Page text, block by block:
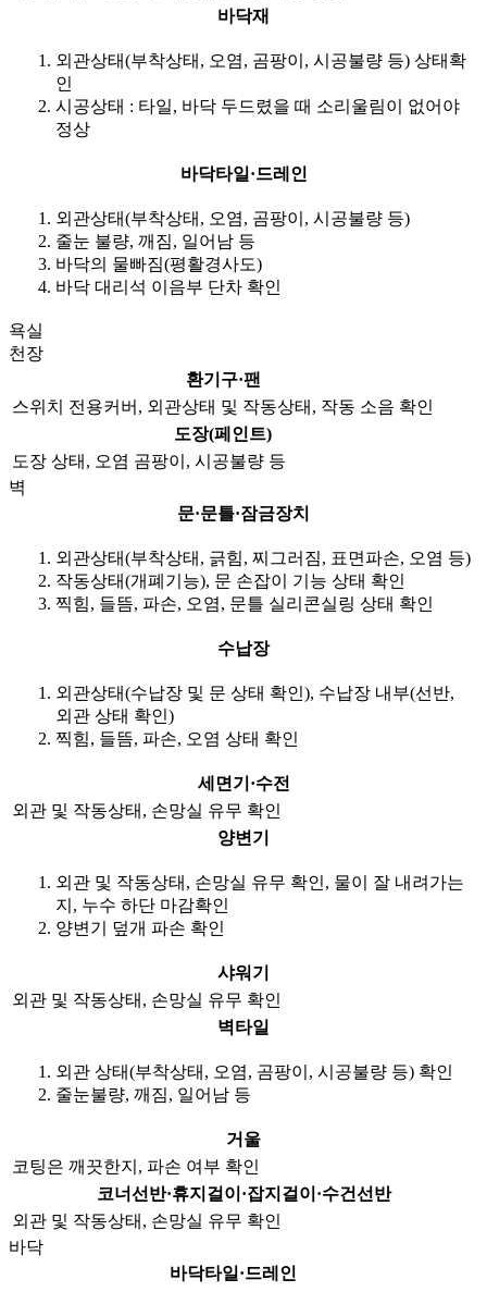
바닥재
외관상태(부착상태, 오염, 곰팡이, 시공불량 등) 상태확
인
시공상태 : 타일, 바닥 두드렸을 때 소리울림이 없어야
정상
바닥타일·드레인
외관상태(부착상태, 오염, 곰팡이, 시공불량 등)
줄눈 불량, 깨짐, 일어남 등
바닥의 물빠짐(평활경사도)
바닥 대리석 이음부 단차 확인
욕실
천장
환기구·팬
스위치 전용커버, 외관상태 및 작동상태, 작동 소음 확인
도장(페인트)
도장 상태, 오염 곰팡이, 시공불량 등
벽
문·문틀·잠금장치
외관상태(부착상태, 긁힘, 찌그러짐, 표면파손, 오염 등)
작동상태(개폐기능), 문 손잡이 기능 상태 확인
찍힘, 들뜸, 파손, 오염, 문틀 실리콘실링 상태 확인
수납장
외관상태(수납장 및 문 상태 확인), 수납장 내부(선반,
외관 상태 확인)
찍힘, 들뜸, 파손, 오염 상태 확인
세면기·수전
외관 및 작동상태, 손망실 유무 확인
양변기
외관 및 작동상태, 손망실 유무 확인, 물이 잘 내려가는
지, 누수 하단 마감확인
양변기 덮개 파손 확인
샤워기
외관 및 작동상태, 손망실 유무 확인
벽타일
외관 상태(부착상태, 오염, 곰팡이, 시공불량 등) 확인
줄눈불량, 깨짐, 일어남 등
거울
코팅은 깨끗한지, 파손 여부 확인
코너선반·휴지걸이·잡지걸이·수건선반
외관 및 작동상태, 손망실 유무 확인
바닥
바닥타일·드레인